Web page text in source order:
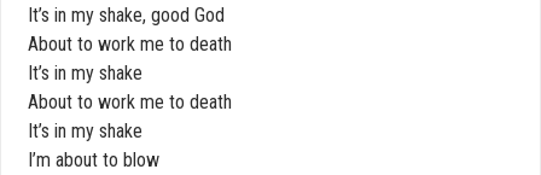
It’s in my shake, good God
About to work me to death
It’s in my shake
About to work me to death
It’s in my shake
I’m about to blow